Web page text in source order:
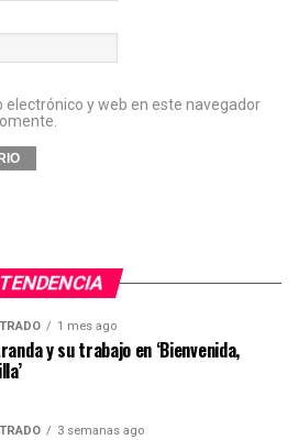
electrónico y web en este navegador
TENDENCIA
1 mes ago
y su trabajo en ‘Bienvenida,
3 semanas ago